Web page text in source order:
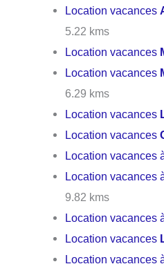
Location vacances
5.22 kms
Location vacances
Location vacances
6.29 kms
Location vacances
Location vacances
Location vacances
Location vacances
9.82 kms
Location vacances
Location vacances
Location vacances